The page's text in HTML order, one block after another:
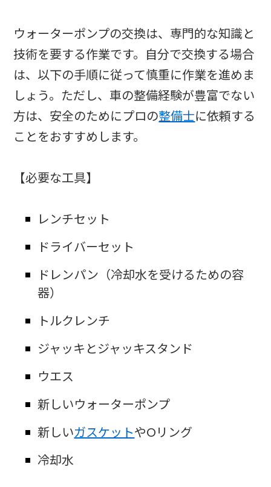
ウォーターポンプの交換は、専門的な知識と
技術を要する作業です。自分で交換する場合
は、以下の手順に従って慎重に作業を進めま
しょう。ただし、車の整備経験が豊富でない
方は、安全のためにプロの整備士に依頼する
ことをおすすめします。
【必要な工具】
レンチセット
ドライバーセット
ドレンパン（冷却水を受けるための容
器）
トルクレンチ
ジャッキとジャッキスタンド
ウエス
新しいウォーターポンプ
新しいガスケットやOリング
冷却水